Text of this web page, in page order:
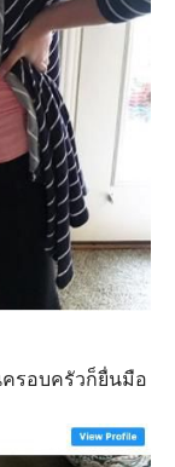
รอบครัวก็ยื่นมือ